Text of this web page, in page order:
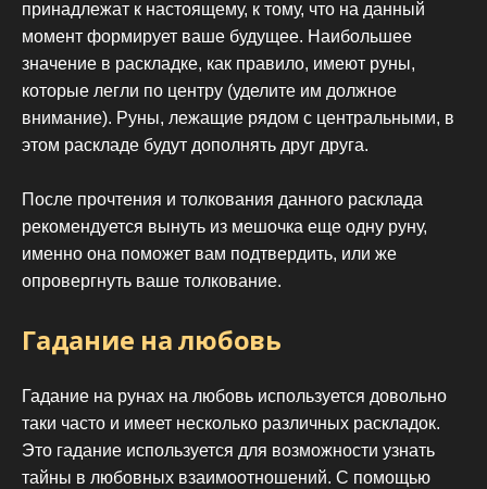
принадлежат к настоящему, к тому, что на данный
момент формирует ваше будущее. Наибольшее
значение в раскладке, как правило, имеют руны,
которые легли по центру (уделите им должное
внимание). Руны, лежащие рядом с центральными, в
этом раскладе будут дополнять друг друга.
После прочтения и толкования данного расклада
рекомендуется вынуть из мешочка еще одну руну,
именно она поможет вам подтвердить, или же
опровергнуть ваше толкование.
Гадание на любовь
Гадание на рунах на любовь используется довольно
таки часто и имеет несколько различных раскладок.
Это гадание используется для возможности узнать
тайны в любовных взаимоотношений. С помощью